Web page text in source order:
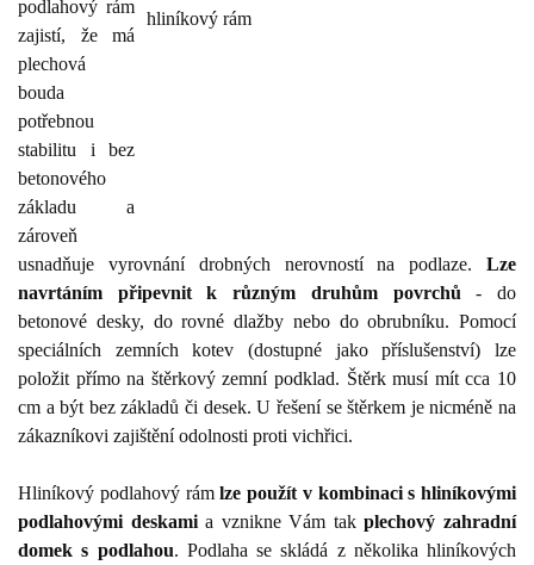
podlahový rám
zajistí, že má
plechová
bouda
potřebnou
stabilitu i bez
betonového
základu a
zároveň
usnadňuje vyrovnání drobných nerovností na podlaze. Lze
navrtáním připevnit k různým druhům povrchů - do
betonové desky, do rovné dlažby nebo do obrubníku. Pomocí
speciálních zemních kotev (dostupné jako příslušenství) lze
položit přímo na štěrkový zemní podklad. Štěrk musí mít cca 10
cm a být bez základů či desek. U řešení se štěrkem je nicméně na
zákazníkovi zajištění odolnosti proti vichřici.
Hliníkový podlahový rámlze použít v kombinaci s hliníkovými
podlahovými deskamia vznikne Vám takplechový zahradní
domek s podlahou. Podlaha se skládá z několika hliníkových